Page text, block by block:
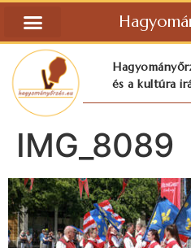
és a kultúra
IMG_8089